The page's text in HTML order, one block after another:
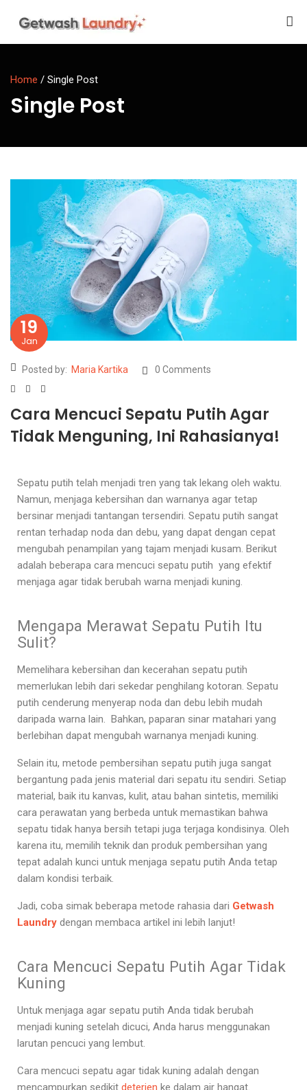
Home / Single Post
Single Post
19
Jan
Posted by: Maria Kartika 0 Comments
Cara Mencuci Sepatu Putih Agar
Tidak Menguning, Ini Rahasianya!
Sepatu putih telah menjadi tren yang tak lekang oleh waktu.
Namun, menjaga kebersihan dan warnanya agar tetap
bersinar menjadi tantangan tersendiri. Sepatu putih sangat
rentan terhadap noda dan debu, yang dapat dengan cepat
mengubah penampilan yang tajam menjadi kusam. Berikut
adalah beberapa cara mencuci sepatu putih yang efektif
menjaga agar tidak berubah warna menjadi kuning.
Mengapa Merawat Sepatu Putih Itu
Sulit?
Memelihara kebersihan dan kecerahan sepatu putih
memerlukan lebih dari sekedar penghilang kotoran. Sepatu
putih cenderung menyerap noda dan debu lebih mudah
daripada warna lain. Bahkan, paparan sinar matahari yang
berlebihan dapat mengubah warnanya menjadi kuning.
Selain itu, metode pembersihan sepatu putih juga sangat
bergantung pada jenis material dari sepatu itu sendiri. Setiap
material, baik itu kanvas, kulit, atau bahan sintetis, memiliki
cara perawatan yang berbeda untuk memastikan bahwa
sepatu tidak hanya bersih tetapi juga terjaga kondisinya. Oleh
karena itu, memilih teknik dan produk pembersihan yang
tepat adalah kunci untuk menjaga sepatu putih Anda tetap
dalam kondisi terbaik.
Jadi, coba simak beberapa metode rahasia dari Getwash
Laundry dengan membaca artikel ini lebih lanjut!
Cara Mencuci Sepatu Putih Agar Tidak
Kuning
Untuk menjaga agar sepatu putih Anda tidak berubah
menjadi kuning setelah dicuci, Anda harus menggunakan
larutan pencuci yang lembut.
Cara mencuci sepatu agar tidak kuning adalah dengan
mencampurkan sedikit deterjen ke dalam air hangat.